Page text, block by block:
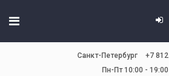
Санкт-Петербург +7 812
Пн-Пт 10:00 - 19:00